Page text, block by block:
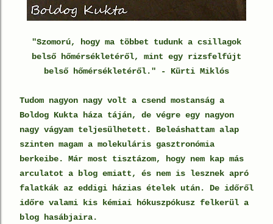
"Szomorú, hogy ma többet tudunk a csillagok
belső hőmérsékletéről, mint egy rizsfelfújt
belső hőmérsékletéről." - Kürti Miklós
Tudom nagyon nagy volt a csend mostanság a
Boldog Kukta háza táján, de végre egy nagyon
nagy vágyam teljesülhetett. Beleáshattam alap
szinten magam a molekuláris gasztronómia
berkeibe. Már most tisztázom, hogy nem kap más
arculatot a blog emiatt, és nem is lesznek apró
falatkák az eddigi házias ételek után. De időről
időre valami kis kémiai hókuszpókusz felkerül a
blog hasábjaira.